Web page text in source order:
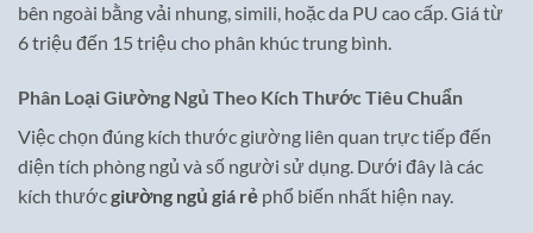
bên ngoài bằng vải nhung, simili, hoặc da PU cao cấp. Giá từ
6 triệu đến 15 triệu cho phân khúc trung bình.
Phân Loại Giường Ngủ Theo Kích Thước Tiêu Chuẩn
Việc chọn đúng kích thước giường liên quan trực tiếp đến
diện tích phòng ngủ và số người sử dụng. Dưới đây là các
kích thướcgiường ngủ giá rẻ phổ biến nhất hiện nay.